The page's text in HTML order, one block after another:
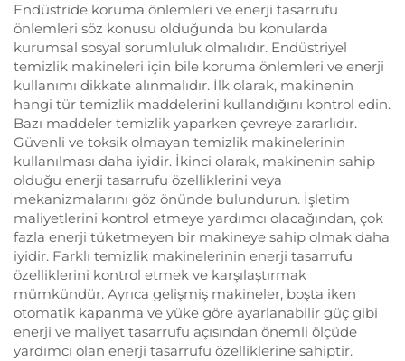
Endüstride koruma önlemleri ve enerji tasarrufu
önlemleri söz konusu olduğunda bu konularda
kurumsal sosyal sorumluluk olmalıdır. Endüstriyel
temizlik makineleri için bile koruma önlemleri ve enerji
kullanımı dikkate alınmalıdır. İlk olarak, makinenin
hangi tür temizlik maddelerini kullandığını kontrol edin.
Bazı maddeler temizlik yaparken çevreye zararlıdır.
Güvenli ve toksik olmayan temizlik makinelerinin
kullanılması daha iyidir. İkinci olarak, makinenin sahip
olduğu enerji tasarrufu özelliklerini veya
mekanizmalarını göz önünde bulundurun. İşletim
maliyetlerini kontrol etmeye yardımcı olacağından, çok
fazla enerji tüketmeyen bir makineye sahip olmak daha
iyidir. Farklı temizlik makinelerinin enerji tasarrufu
özelliklerini kontrol etmek ve karşılaştırmak
mümkündür. Ayrıca gelişmiş makineler, boşta iken
otomatik kapanma ve yüke göre ayarlanabilir güç gibi
enerji ve maliyet tasarrufu açısından önemli ölçüde
yardımcı olan enerji tasarrufu özelliklerine sahiptir.